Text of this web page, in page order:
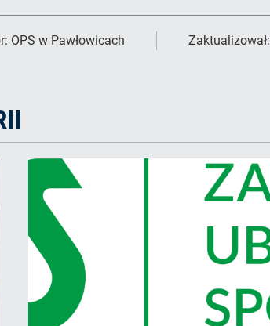
OPS w Pawłowicach Zaktualizował: